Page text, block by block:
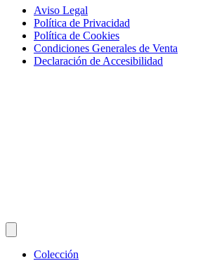
Aviso Legal
Política de Privacidad
Política de Cookies
Condiciones Generales de Venta
Declaración de Accesibilidad
Colección